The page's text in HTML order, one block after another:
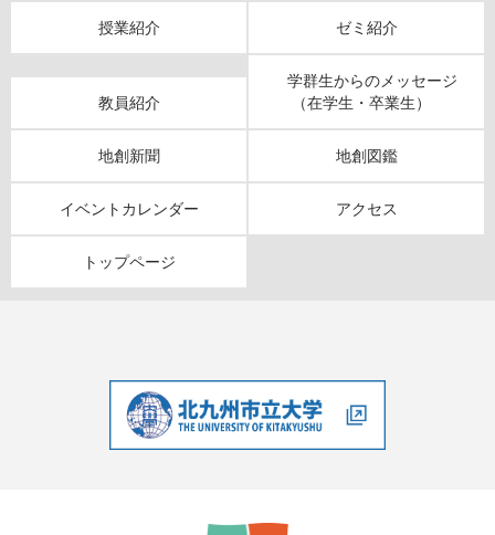
授業紹介 ゼミ紹介
教員紹介
学群生からのメッセージ
（在学生・卒業生）
地創新聞 地創図鑑
イベントカレンダー アクセス
トップページ